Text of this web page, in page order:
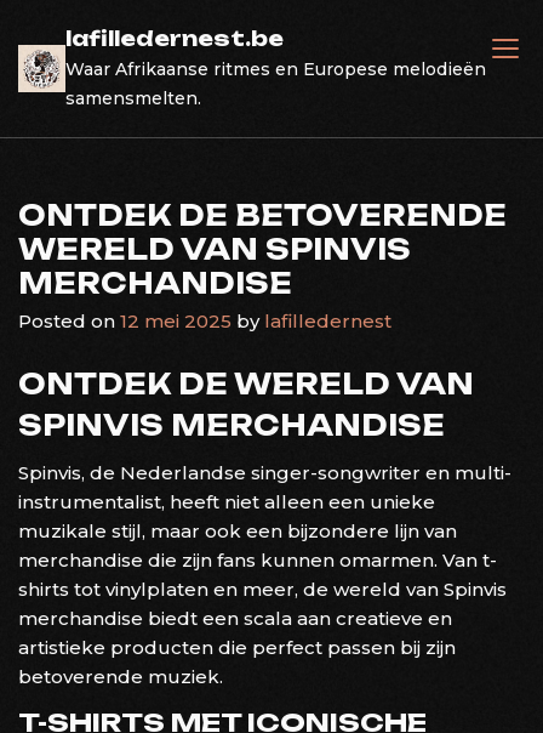
content
lafilledernest.be
Waar Afrikaanse ritmes en Europese melodieën
samensmelten.
ONTDEK DE BETOVERENDE
WERELD VAN SPINVIS
MERCHANDISE
Posted on 12 mei 2025 by lafilledernest
ONTDEK DE WERELD VAN
SPINVIS MERCHANDISE
Spinvis, de Nederlandse singer-songwriter en multi-
instrumentalist, heeft niet alleen een unieke
muzikale stijl, maar ook een bijzondere lijn van
merchandise die zijn fans kunnen omarmen. Van t-
shirts tot vinylplaten en meer, de wereld van Spinvis
merchandise biedt een scala aan creatieve en
artistieke producten die perfect passen bij zijn
betoverende muziek.
T-SHIRTS MET ICONISCHE